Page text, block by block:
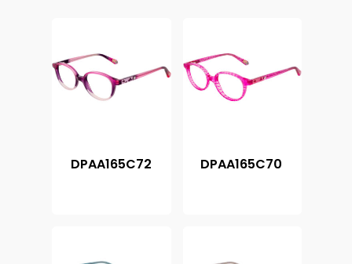
DPAA165C70
DPAA165C72